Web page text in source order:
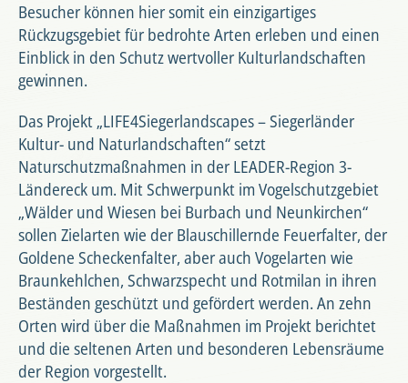
Besucher können hier somit ein einzigartiges
Rückzugsgebiet für bedrohte Arten erleben und einen
Einblick in den Schutz wertvoller Kulturlandschaften
gewinnen.
Das Projekt „LIFE4Siegerlandscapes – Siegerländer
Kultur- und Naturlandschaften“ setzt
Naturschutzmaßnahmen in der LEADER-Region 3-
Ländereck um. Mit Schwerpunkt im Vogelschutzgebiet
„Wälder und Wiesen bei Burbach und Neunkirchen“
sollen Zielarten wie der Blauschillernde Feuerfalter, der
Goldene Scheckenfalter, aber auch Vogelarten wie
Braunkehlchen, Schwarzspecht und Rotmilan in ihren
Beständen geschützt und gefördert werden. An zehn
Orten wird über die Maßnahmen im Projekt berichtet
und die seltenen Arten und besonderen Lebensräume
der Region vorgestellt.